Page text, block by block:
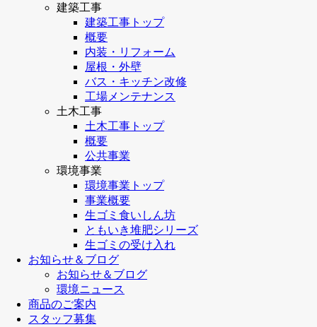
建築工事
建築工事トップ
概要
内装・リフォーム
屋根・外壁
バス・キッチン改修
工場メンテナンス
土木工事
土木工事トップ
概要
公共事業
環境事業
環境事業トップ
事業概要
生ゴミ食いしん坊
ともいき堆肥シリーズ
生ゴミの受け入れ
お知らせ＆ブログ
お知らせ＆ブログ
環境ニュース
商品のご案内
スタッフ募集